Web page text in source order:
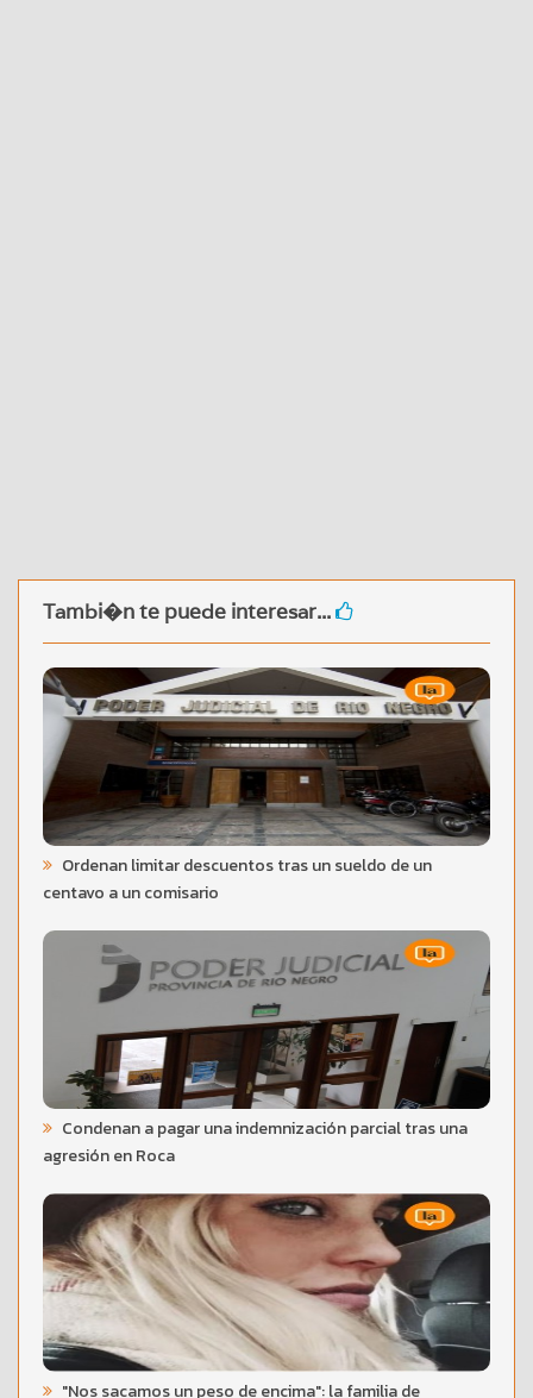
Tambi�n te puede interesar...
Ordenan limitar descuentos tras un sueldo de un
centavo a un comisario
Condenan a pagar una indemnización parcial tras una
agresión en Roca
"Nos sacamos un peso de encima": la familia de